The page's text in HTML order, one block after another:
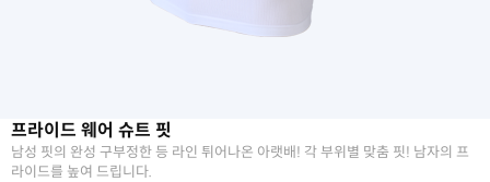
프라이드 웨어 슈트 핏
남성 핏의 완성 구부정한 등 라인 튀어나온 아랫배! 각 부위별 맞춤 핏! 남자의 프
라이드를 높여 드립니다.